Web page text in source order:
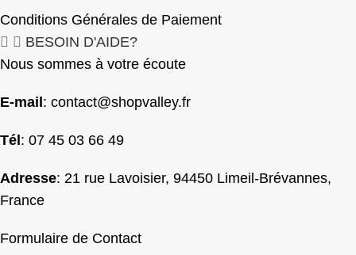
Conditions Générales de Paiement
BESOIN D'AIDE?
Nous sommes à votre écoute
E-mail: contact@shopvalley.fr
Tél: 07 45 03 66 49
Adresse: 21 rue Lavoisier, 94450 Limeil-Brévannes,
France
Formulaire de Contact